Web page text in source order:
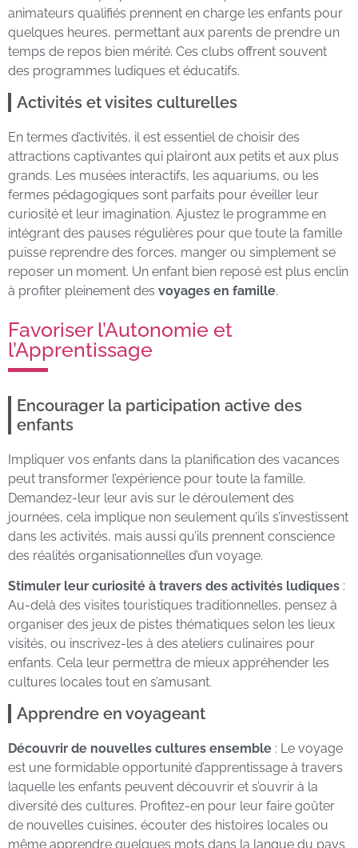
animateurs qualifiés prennent en charge les enfants pour
quelques heures, permettant aux parents de prendre un
temps de repos bien mérité. Ces clubs offrent souvent
des programmes ludiques et éducatifs.
Activités et visites culturelles
En termes d’activités, il est essentiel de choisir des
attractions captivantes qui plairont aux petits et aux plus
grands. Les musées interactifs, les aquariums, ou les
fermes pédagogiques sont parfaits pour éveiller leur
curiosité et leur imagination. Ajustez le programme en
intégrant des pauses régulières pour que toute la famille
puisse reprendre des forces, manger ou simplement se
reposer un moment. Un enfant bien reposé est plus enclin
à profiter pleinement des voyages en famille.
Favoriser l’Autonomie et
l’Apprentissage
Encourager la participation active des
enfants
Impliquer vos enfants dans la planification des vacances
peut transformer l’expérience pour toute la famille.
Demandez-leur leur avis sur le déroulement des
journées, cela implique non seulement qu’ils s’investissent
dans les activités, mais aussi qu’ils prennent conscience
des réalités organisationnelles d’un voyage.
Stimuler leur curiosité à travers des activités ludiques :
Au-delà des visites touristiques traditionnelles, pensez à
organiser des jeux de pistes thématiques selon les lieux
visités, ou inscrivez-les à des ateliers culinaires pour
enfants. Cela leur permettra de mieux appréhender les
cultures locales tout en s’amusant.
Apprendre en voyageant
Découvrir de nouvelles cultures ensemble : Le voyage
est une formidable opportunité d’apprentissage à travers
laquelle les enfants peuvent découvrir et s’ouvrir à la
diversité des cultures. Profitez-en pour leur faire goûter
de nouvelles cuisines, écouter des histoires locales ou
même apprendre quelques mots dans la langue du pays